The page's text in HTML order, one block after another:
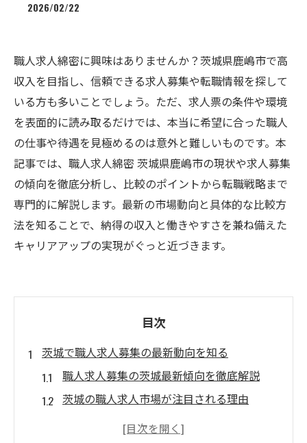
2026/02/22
職人求人綿密に興味はありませんか？茨城県鹿嶋市で高
収入を目指し、信頼できる求人募集や転職情報を探して
いる方も多いことでしょう。ただ、求人票の条件や環境
を表面的に読み取るだけでは、本当に希望に合った職人
の仕事や待遇を見極めるのは意外と難しいものです。本
記事では、職人求人綿密 茨城県鹿嶋市の現状や求人募集
の傾向を徹底分析し、比較のポイントから転職戦略まで
専門的に解説します。最新の市場動向と具体的な比較方
法を知ることで、納得の収入と働きやすさを兼ね備えた
キャリアアップの実現がぐっと近づきます。
目次
茨城で職人求人募集の最新動向を知る
職人求人募集の茨城最新傾向を徹底解説
茨城の職人求人市場が注目される理由
職人求人募集で変化する茨城の特徴とは